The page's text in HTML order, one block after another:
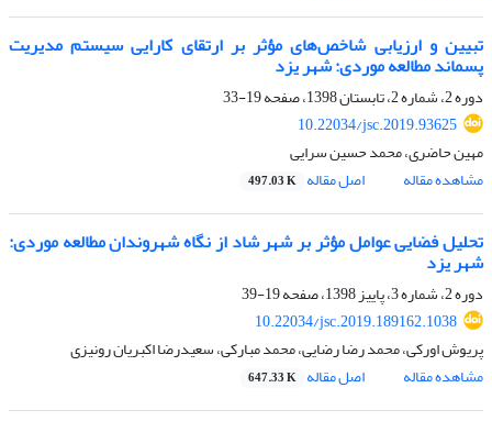
تبیین و ارزیابی شاخص‌های مؤثر بر ارتقای کارایی سیستم مدیریت
پسماند مطالعه موردی: شهر یزد
دوره 2، شماره 2، تابستان 1398، صفحه
19-33
10.22034/jsc.2019.93625
مهین حاضری، محمد حسین سرایی
مشاهده مقاله
اصل مقاله 497.03 K
تحلیل فضایی عوامل مؤثر بر شهر شاد از نگاه شهروندان مطالعه موردی:
شهر یزد
دوره 2، شماره 3، پاییز 1398، صفحه
19-39
10.22034/jsc.2019.189162.1038
پریوش اورکی، محمد رضا رضایی، محمد مبارکی، سعیدرضا اکبریان رونیزی
مشاهده مقاله
اصل مقاله 647.33 K